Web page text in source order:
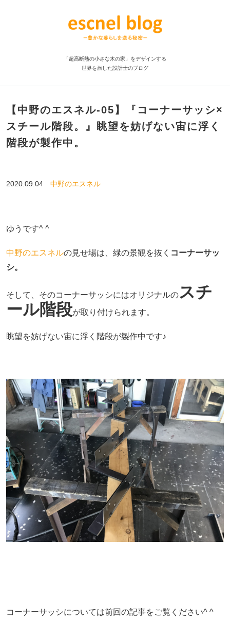
「超高断熱の小さな木の家」をデザインする
世界を旅した設計士のブログ
【中野のエスネル-05】『コーナーサッシ×
スチール階段。』眺望を妨げない宙に浮く
階段が製作中。
2020.09.04 中野のエスネル
ゆうです^ ^
中野のエスネルの見せ場は、緑の景観を抜く コーナーサッ
シ。
そして、そのコーナーサッシにはオリジナルのスチ
ール階段が取り付けられます。
眺望を妨げない宙に浮く階段が製作中です♪
コーナーサッシについては前回の記事をご覧ください^ ^